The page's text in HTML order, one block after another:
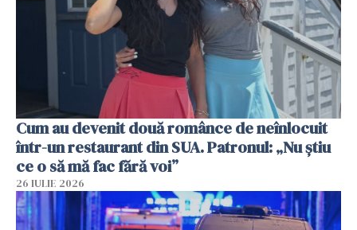
Cum au devenit două românce de neînlocuit
într-un restaurant din SUA. Patronul: „Nu știu
ce o să mă fac fără voi”
26 IULIE 2026